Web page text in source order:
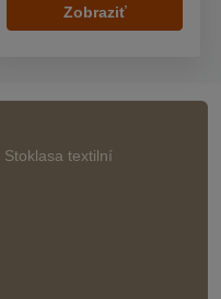
Zobraziť
Stoklasa textilní